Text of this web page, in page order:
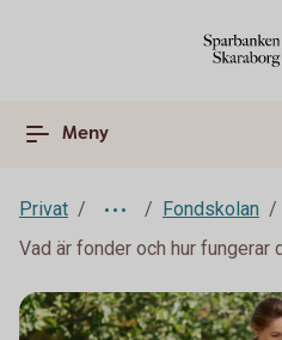
Meny
Privat
Fondskolan
Vad är fonder och hur fungerar